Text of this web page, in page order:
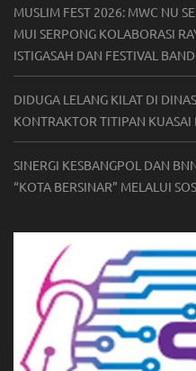
MUSLIM FEST 2026: MWC NU
MUI SERPONG KOLABORASI
ISTIGASAH DAN FESTIVAL BAND
DIDUGA LELANG KILAT DI
KONTRAKTOR TITIPAN KUASAI
SINERGI KESBANGPOL DAN
“KOTA BERSINAR” MELALUI